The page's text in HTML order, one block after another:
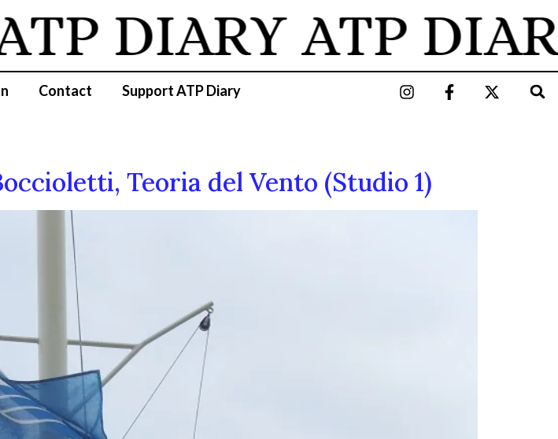
DIARY ATP
Contact Support ATP Diary
Teoria del Vento (Studio 1)